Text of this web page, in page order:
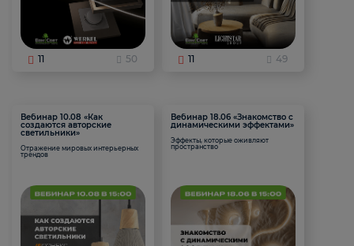
11 50 11 49
Вебинар 10.08 «Как
создаются авторские
светильники»
Отражение мировых интерьерных
трендов
Вебинар 18.06 «Знакомство с
динамическими эффектами»
Эффекты, которые оживляют
пространство